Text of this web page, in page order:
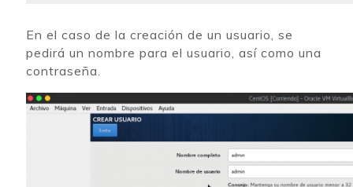
En el caso de la creación de un usuario, se
pedirá un nombre para el usuario, así como una
contraseña.